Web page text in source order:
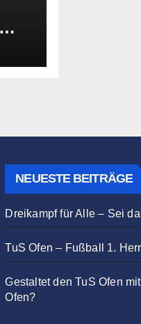
NEUESTE BEITRÄGE
Dreikampf für Alle – Sei
TuS Ofen – Fußball 1.
Gestaltet den TuS Ofen
Ofen?